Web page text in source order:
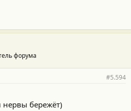
форума
#5.594
нервы бережёт)